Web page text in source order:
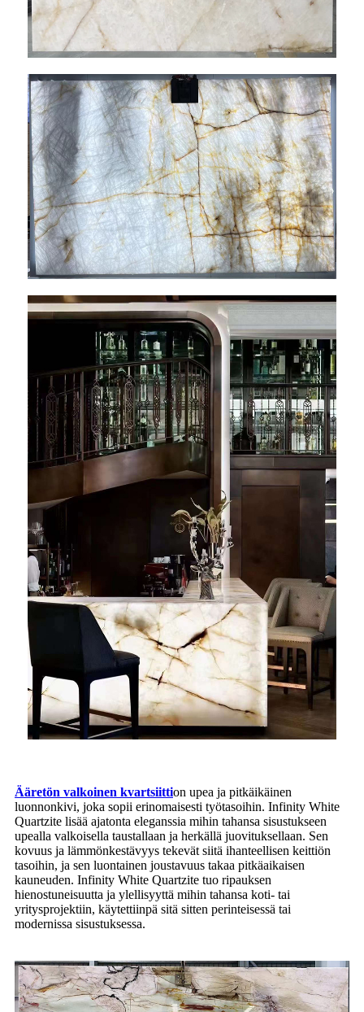
Ääretön valkoinen kvartsiittion upea ja pitkäikäinen
luonnonkivi, joka sopii erinomaisesti työtasoihin. Infinity White
Quartzite lisää ajatonta eleganssia mihin tahansa sisustukseen
upealla valkoisella taustallaan ja herkällä juovituksellaan. Sen
kovuus ja lämmönkestävyys tekevät siitä ihanteellisen keittiön
tasoihin, ja sen luontainen joustavuus takaa pitkäaikaisen
kauneuden. Infinity White Quartzite tuo ripauksen
hienostuneisuutta ja ylellisyyttä mihin tahansa koti- tai
yritysprojektiin, käytettiinpä sitä sitten perinteisessä tai
modernissa sisustuksessa.